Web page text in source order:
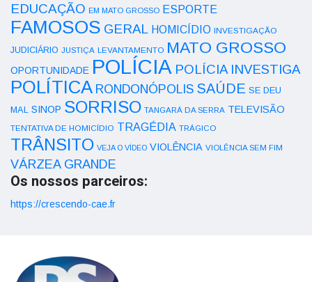
EDUCAÇÃO EM MATO GROSSO ESPORTE
FAMOSOS GERAL HOMICÍDIO INVESTIGAÇÃO
JUDICIÁRIO JUSTIÇA LEVANTAMENTO MATO GROSSO
OPORTUNIDADE POLÍCIA POLÍCIA INVESTIGA
POLÍTICA RONDONÓPOLIS SAÚDE SE DEU
MAL SINOP SORRISO TANGARÁ DA SERRA TELEVISÃO
TENTATIVA DE HOMICÍDIO TRAGÉDIA TRÁGICO
TRÂNSITO VEJA O VÍDEO VIOLÊNCIA VIOLÊNCIA SEM FIM
VÁRZEA GRANDE
Os nossos parceiros:
https://crescendo-cae.fr